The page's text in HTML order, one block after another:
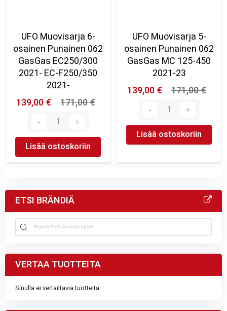
UFO Muovisarja 6-
osainen Punainen 062
GasGas EC250/300
2021- EC-F250/350
2021-
139,00 €
171,00 €
Lisää ostoskoriin
UFO Muovisarja 5-
osainen Punainen 062
GasGas MC 125-450
2021-23
139,00 €
171,00 €
Lisää ostoskoriin
ETSI BRÄNDIÄ
VERTAA TUOTTEITA
Sinulla ei vertailtavia tuotteita.